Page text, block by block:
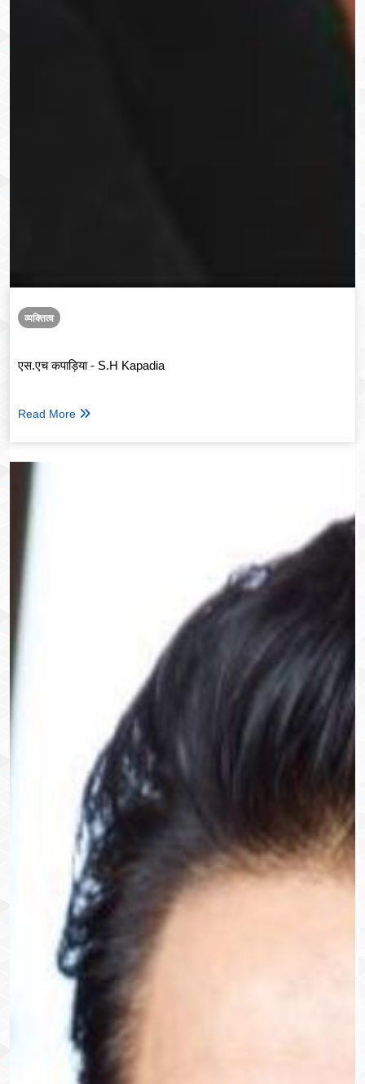
व्यक्तित्व
एस.एच कपाड़िया - S.H Kapadia
Read More